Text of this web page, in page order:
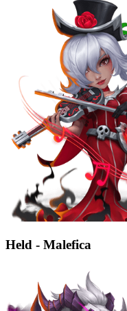
Held - Malefica